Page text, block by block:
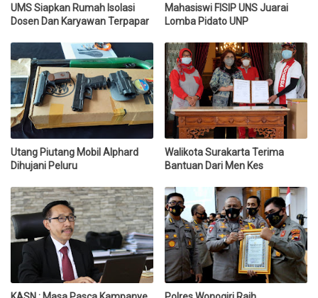
UMS Siapkan Rumah Isolasi
Dosen Dan Karyawan Terpapar
Mahasiswi FISIP UNS Juarai
Lomba Pidato UNP
Utang Piutang Mobil Alphard
Dihujani Peluru
Walikota Surakarta Terima
Bantuan Dari Men Kes